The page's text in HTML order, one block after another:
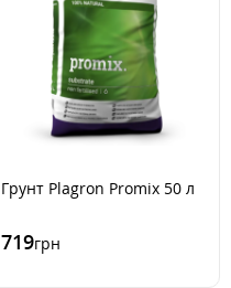
Грунт Plagron Promix 50 л
719грн